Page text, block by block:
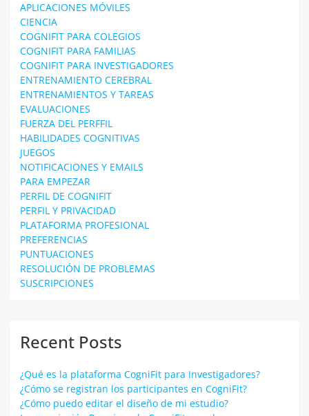
APLICACIONES MÓVILES
CIENCIA
COGNIFIT PARA COLEGIOS
COGNIFIT PARA FAMILIAS
COGNIFIT PARA INVESTIGADORES
ENTRENAMIENTO CEREBRAL
ENTRENAMIENTOS Y TAREAS
EVALUACIONES
FUERZA DEL PERFFIL
HABILIDADES COGNITIVAS
JUEGOS
NOTIFICACIONES Y EMAILS
PARA EMPEZAR
PERFIL DE COGNIFIT
PERFIL Y PRIVACIDAD
PLATAFORMA PROFESIONAL
PREFERENCIAS
PUNTUACIONES
RESOLUCIÓN DE PROBLEMAS
SUSCRIPCIONES
Recent Posts
¿Qué es la plataforma CogniFit para Investigadores?
¿Cómo se registran los participantes en CogniFit?
¿Cómo puedo editar el diseño de mi estudio?